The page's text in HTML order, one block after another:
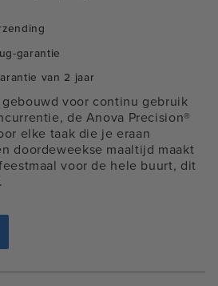
garantie
van 2 jaar
voor continu gebruik
de Anova Precision®
elke taak die je eraan
doordeweekse maaltijd maakt
voor de hele buurt, dit